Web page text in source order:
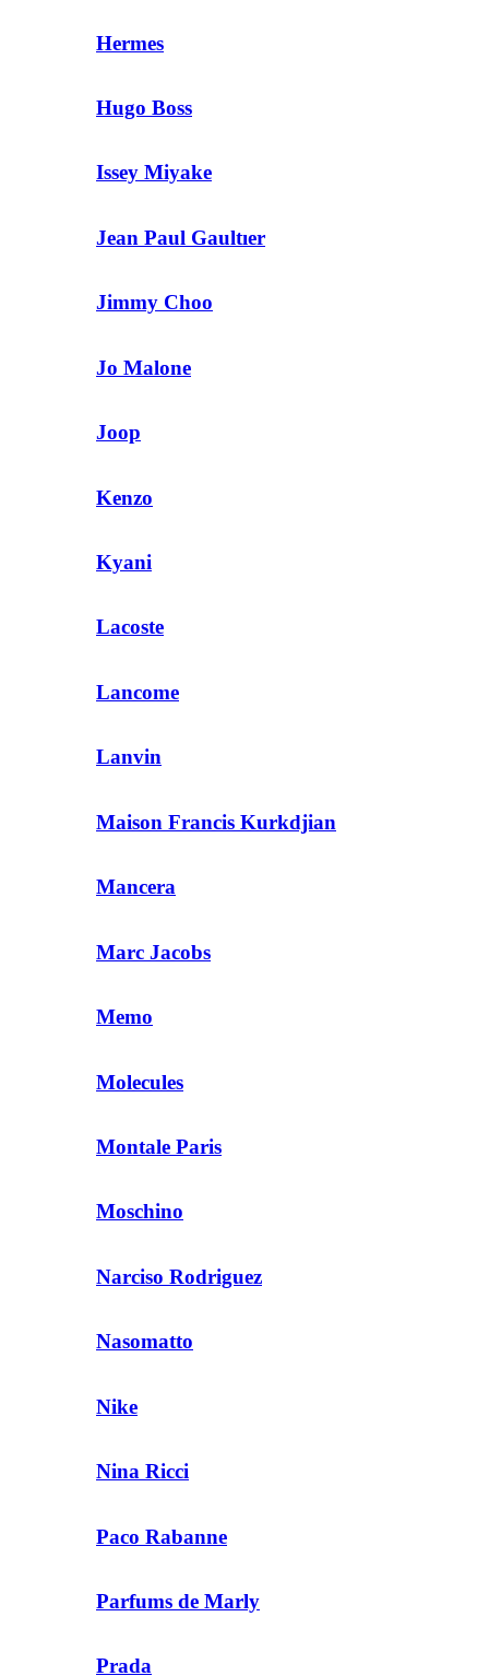
Hermes
Hugo Boss
Issey Miyake
Jean Paul Gaultıer
Jimmy Choo
Jo Malone
Joop
Kenzo
Kyani
Lacoste
Lancome
Lanvin
Maison Francis Kurkdjian
Mancera
Marc Jacobs
Memo
Molecules
Montale Paris
Moschino
Narciso Rodriguez
Nasomatto
Nike
Nina Ricci
Paco Rabanne
Parfums de Marly
Prada